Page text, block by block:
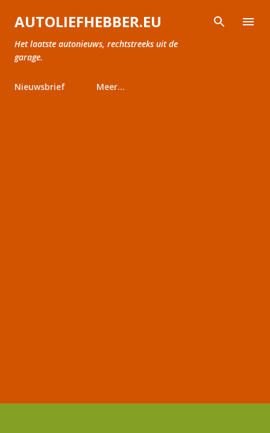
Doorgaan naar hoofdcontent
AUTOLIEFHEBBER.EU
Het laatste autonieuws, rechtstreeks uit de
garage.
Nieuwsbrief Meer…